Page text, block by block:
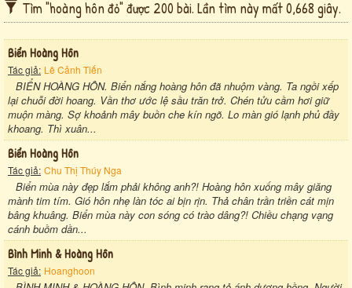
Tìm "hoàng hôn đỏ" được 200 bài. Lần tìm này mất 0,668 giây.
Biển Hoàng Hôn
Tác giả: Lê Cảnh Tiến
BIỂN HOÀNG HÔN. Biển nắng hoàng hôn đã nhuộm vàng. Ta ngồi xếp
lại chuỗi đời hoang. Vần thơ ước lệ sầu trăn trở. Chén tửu cầm hơi giữ
muộn màng. Sợ khoảnh mây buồn che kín ngõ. Lo màn gió lạnh phủ đầy
khoang. Thì xuân...
Biển Hoàng Hôn
Tác giả: Chu Thị Thúy Nga
Biển mùa này đẹp lắm phải không anh?! Hoàng hôn xuống mây giăng
mành tim tím. Gió hôn nhẹ làn tóc ai bịn rịn. Thả chân trần triền cát mịn
bâng khuâng. Biển mùa này con sóng có trào dâng?! Chiều chạng vạng
cánh buồm dần...
Bình Minh & Hoàng Hôn
Tác giả: Hoanghoon